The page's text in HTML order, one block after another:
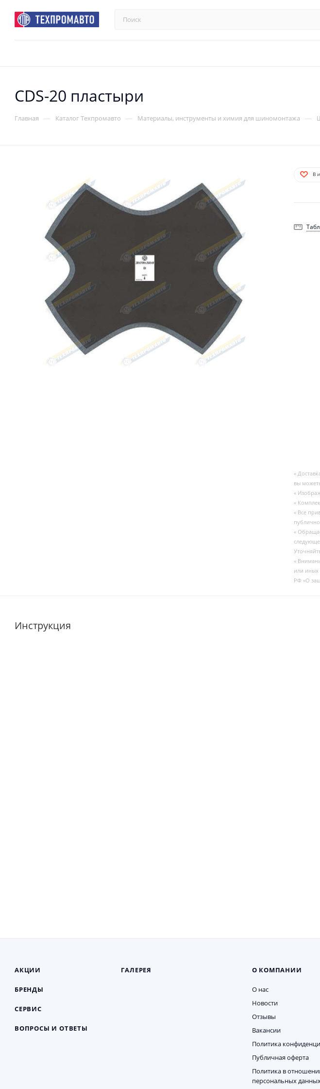
CDS-20 пластыри
Главная — Каталог Техпромавто — Материалы, инструменты и химия для шиномонтажа —
В
«
вы
«
«
« Все
«
«
или иных
РФ «О
Инструкция
АКЦИИ
БРЕНДЫ
СЕРВИС
ВОПРОСЫ И ОТВЕТЫ
ГАЛЕРЕЯ О КОМПАНИИ
О нас
Новости
Отзывы
Вакансии
Политика
Публичная оферта
Политика в
персональных